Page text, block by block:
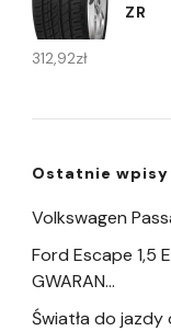
ZR
312,92zł
Ostatnie wpisy
Volkswagen
Ford Escape 1,5
GWARAN…
Światła do jazdy